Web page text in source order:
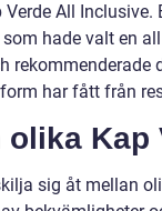
All
hade valt en
har fått från
Kap
sig åt mellan